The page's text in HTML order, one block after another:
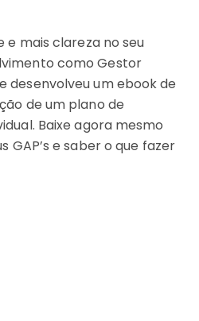
e mais clareza no seu
como Gestor
desenvolveu um ebook de
de um plano de
Baixe agora mesmo
GAP’s e saber o que fazer